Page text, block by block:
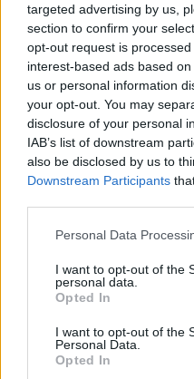
targeted advertising by us,
section to confirm your
opt-out request is
interest-based ads based
us or personal information
your opt-out. You may
disclosure of your personal
IAB’s list of downstream
also be disclosed by us to
Downstream Participants
Personal Data
I want to opt-out of the
personal data.
Opted In
I want to opt-out of the
Personal Data.
Opted In
[HWSW] November 1-
már nem, kizárólag
konfigurációk és
Sulinet Expressz
Bénító roham A program
megrohamozták az
Sulinet Expressz
időben regisztrálja és
Kereskedőktől származó
gyakran a
KEDVES
A keresett cikk a